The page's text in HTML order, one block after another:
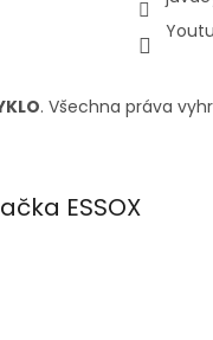
. Všechna práva
ESSOX